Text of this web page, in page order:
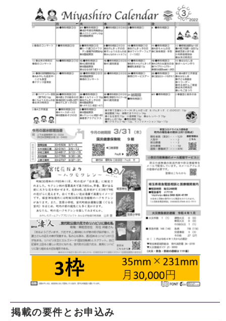
掲載の要件とお申込み